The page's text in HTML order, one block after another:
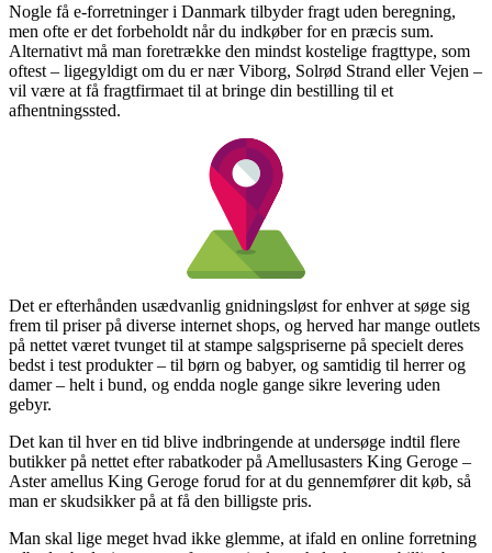
Nogle få e-forretninger i Danmark tilbyder fragt uden beregning,
men ofte er det forbeholdt når du indkøber for en præcis sum.
Alternativt må man foretrække den mindst kostelige fragttype, som
oftest – ligegyldigt om du er nær Viborg, Solrød Strand eller Vejen –
vil være at få fragtfirmaet til at bringe din bestilling til et
afhentningssted.
Det er efterhånden usædvanlig gnidningsløst for enhver at søge sig
frem til priser på diverse internet shops, og herved har mange outlets
på nettet været tvunget til at stampe salgspriserne på specielt deres
bedst i test produkter – til børn og babyer, og samtidig til herrer og
damer – helt i bund, og endda nogle gange sikre levering uden
gebyr.
Det kan til hver en tid blive indbringende at undersøge indtil flere
butikker på nettet efter rabatkoder på Amellusasters King Geroge –
Aster amellus King Geroge forud for at du gennemfører dit køb, så
man er skudsikker på at få den billigste pris.
Man skal lige meget hvad ikke glemme, at ifald en online forretning